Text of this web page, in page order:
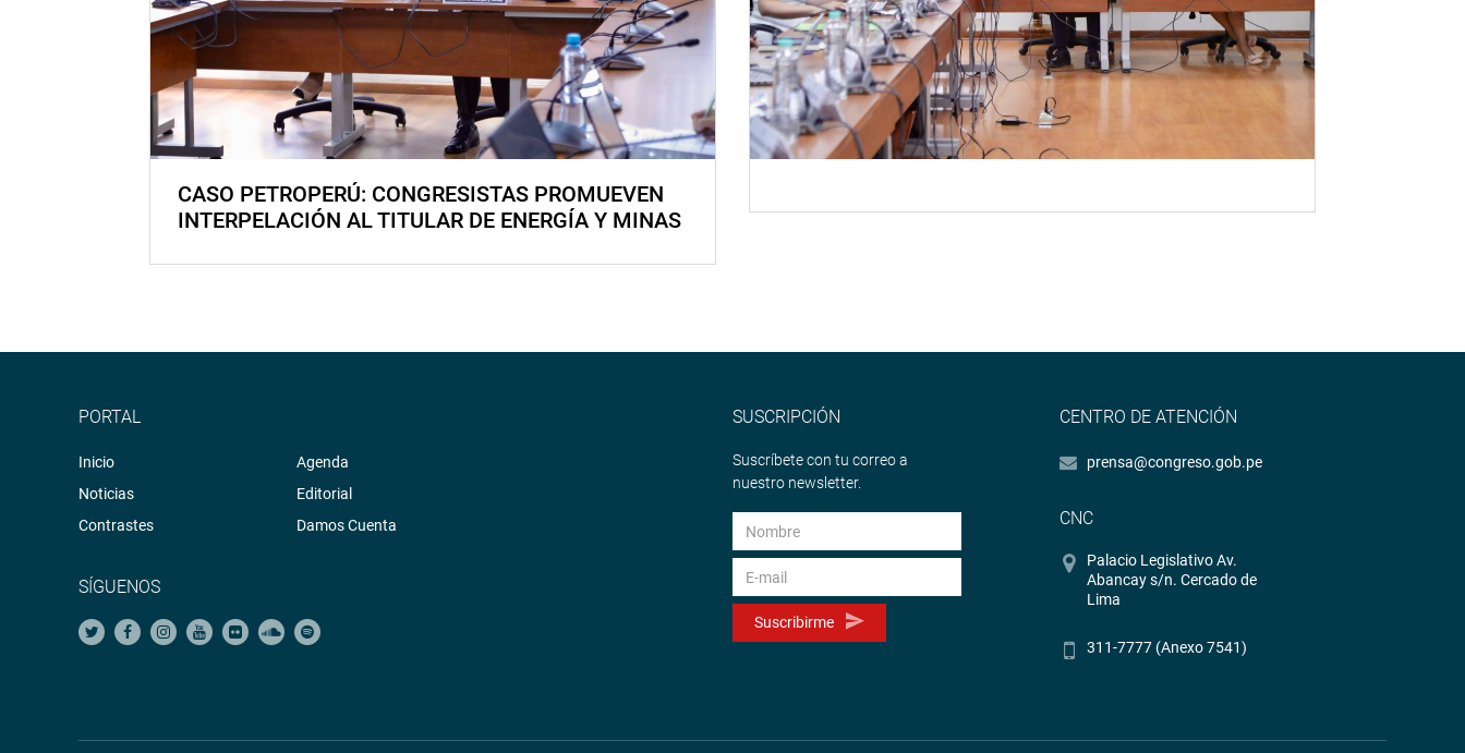
CASO PETROPERÚ: CONGRESISTAS PROMUEVEN
INTERPELACIÓN AL TITULAR DE ENERGÍA Y MINAS
PORTAL
Inicio
Noticias
Contrastes
Agenda
Editorial
Damos Cuenta
SÍGUENOS
SUSCRIPCIÓN
Suscríbete con tu correo a
nuestro newsletter.
Suscribirme
CENTRO DE ATENCIÓN
prensa@congreso.gob.pe
CNC
Palacio Legislativo Av.
Abancay s/n. Cercado de
Lima
311-7777 (Anexo 7541)